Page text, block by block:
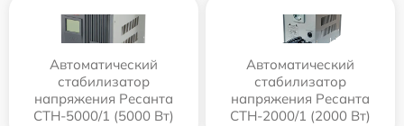
Автоматический
стабилизатор
напряжения Ресанта
СТН-5000/1 (5000 Вт)
Автоматический
стабилизатор
напряжения Ресанта
СТН-2000/1 (2000 Вт)